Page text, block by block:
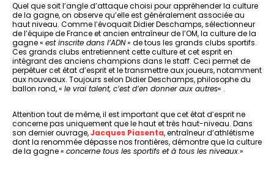
Quel que soit l’angle d’attaque choisi pour appréhender la culture
de la gagne, on observe qu’elle est généralement associée au
haut niveau. Comme l’évoquait Didier Deschamps, sélectionneur
de l’équipe de France et ancien entraîneur de l’OM, la culture de la
gagne « est inscrite dans l’ADN» de tous les grands clubs sportifs.
Ces grands clubs entretiennent cette culture et cet esprit en
intégrant des anciens champions dans le staff. Ceci permet de
perpétuer cet état d’esprit et le transmettre aux joueurs, notamment
aux nouveaux. Toujours selon Didier Deschamps, philosophe du
ballon rond, « le vrai talent, c’est d’en donner aux autres« .
Attention tout de même, il est important que cet état d’esprit ne
concerne pas uniquement que le haut et très haut-niveau. Dans
son dernier ouvrage,Jacques Piasenta, entraîneur d’athlétisme
dont la renommée dépasse nos frontières, démontre que la culture
de la gagne « concerne tous les sportifs et à tous les niveaux.»